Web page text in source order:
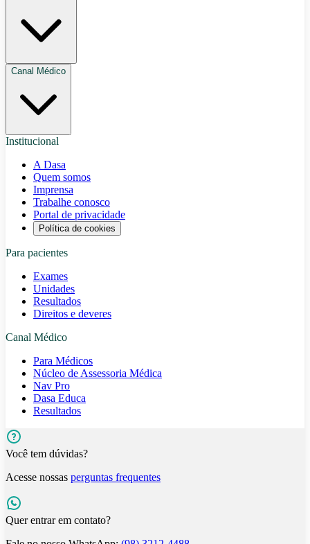
Canal Médico
Institucional
A Dasa
Quem somos
Imprensa
Trabalhe conosco
Portal de privacidade
Política de cookies
Para pacientes
Exames
Unidades
Resultados
Direitos e deveres
Canal Médico
Para Médicos
Núcleo de Assessoria Médica
Nav Pro
Dasa Educa
Resultados
Você tem dúvidas?
Acesse nossas perguntas frequentes
Quer entrar em contato?